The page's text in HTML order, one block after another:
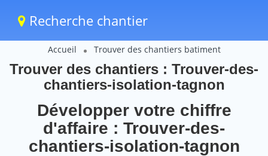
Recherche chantier
Accueil Trouver des chantiers batiment
Trouver des chantiers : Trouver-des-
chantiers-isolation-tagnon
Développer votre chiffre
d'affaire : Trouver-des-
chantiers-isolation-tagnon